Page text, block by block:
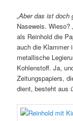
„Aber das ist doch
Naseweis. Wieso?
als Reinhold die
auch die Klammer
metallische
Kohlenstoff. Ja,
Zeitungspapiers,
dient, besteht aus